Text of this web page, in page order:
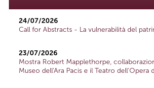
24/07/2026
Call for Abstracts - La vulnerabilità del
23/07/2026
Mostra Robert Mapplethorpe,
Museo dell'Ara Pacis e il Teatro dell'Opera